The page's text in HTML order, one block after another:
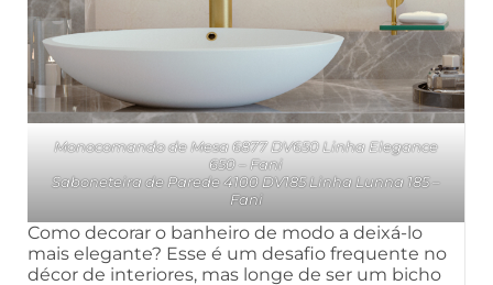
Monocomando de Mesa 6877 DV650 Linha Elegance
650– Fani
Saboneteira de Parede 4100 DV185 Linha Lunna 185–
Fani
Como decorar o banheiro de modo a deixá-lo
mais elegante? Esse é um desafio frequente no
décor de interiores, mas longe de ser um bicho